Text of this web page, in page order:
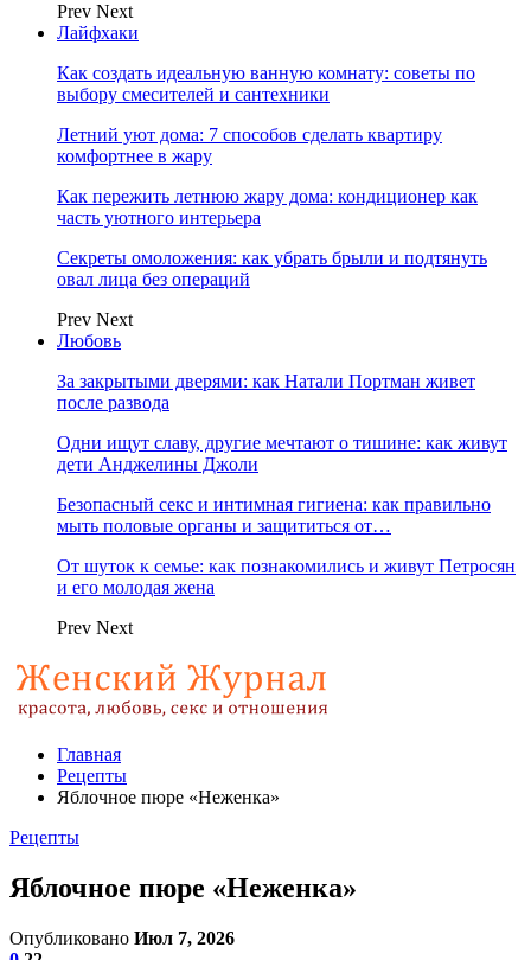
Prev Next
Лайфхаки
Как создать идеальную ванную комнату: советы по
выбору смесителей и сантехники
Летний уют дома: 7 способов сделать квартиру
комфортнее в жару
Как пережить летнюю жару дома: кондиционер как
часть уютного интерьера
Секреты омоложения: как убрать брыли и подтянуть
овал лица без операций
Prev Next
Любовь
За закрытыми дверями: как Натали Портман живет
после развода
Одни ищут славу, другие мечтают о тишине: как живут
дети Анджелины Джоли
Безопасный секс и интимная гигиена: как правильно
мыть половые органы и защититься от…
От шуток к семье: как познакомились и живут Петросян
и его молодая жена
Prev Next
Главная
Рецепты
Яблочное пюре «Неженка»
Рецепты
Яблочное пюре «Неженка»
Опубликовано Июл 7, 2026